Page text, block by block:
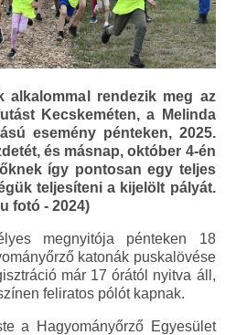
alkalommal rendezik meg az
Kecskeméten, a Melinda
esemény pénteken, 2025.
és másnap, október 4-én
így pontosan egy teljes
teljesíteni a kijelölt pályát.
fotó - 2024)
megnyitója pénteken 18
katonák puskalövése
már 17 órától nyitva áll,
feliratos pólót kapnak.
a Hagyományőrző Egyesület